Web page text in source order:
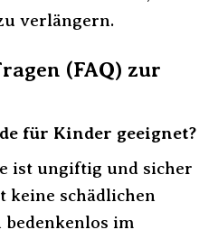
verlängern.
(FAQ) zur
für Kinder geeignet?
ist ungiftig und sicher
keine schädlichen
bedenkenlos im